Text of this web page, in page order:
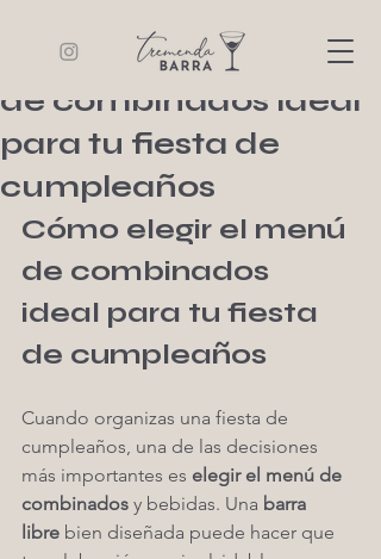
Cómo elegir el menú
de combinados ideal
para tu fiesta de
cumpleaños
Cómo elegir el menú
de combinados
ideal para tu fiesta
de cumpleaños
Cuando organizas una fiesta de
cumpleaños, una de las decisiones
más importantes es elegir el menú de
combinados y bebidas. Una barra
libre bien diseñada puede hacer que